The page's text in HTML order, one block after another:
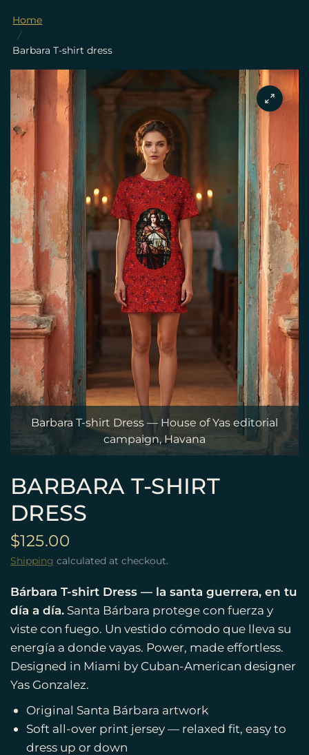
Home
/
Barbara T-shirt dress
Barbara T-shirt Dress — House of Yas editorial
campaign, Havana
BARBARA T-SHIRT
DRESS
$125.00
Shipping calculated at checkout.
Bárbara T-shirt Dress — la santa guerrera, en tu
día a día. Santa Bárbara protege con fuerza y
viste con fuego. Un vestido cómodo que lleva su
energía a donde vayas. Power, made effortless.
Designed in Miami by Cuban-American designer
Yas Gonzalez.
Original Santa Bárbara artwork
Soft all-over print jersey — relaxed fit, easy to
dress up or down